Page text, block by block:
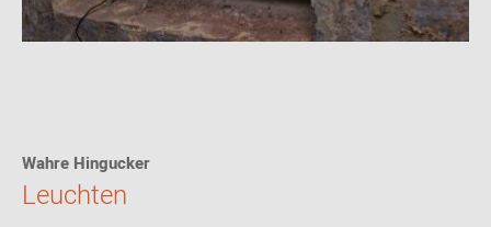
Wahre Hingucker
Leuchten